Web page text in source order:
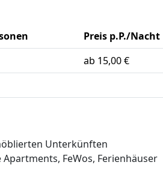
Preis p.P./Nacht
ab 15,00 €
Unterkünften
FeWos, Ferienhäuser